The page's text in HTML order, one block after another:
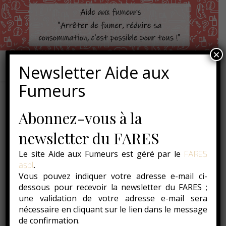
Newsletter Aide aux
Fumeurs
Abonnez-vous à la
newsletter du FARES
Le site Aide aux Fumeurs est géré par le FARES
asbl.
Vous pouvez indiquer votre adresse e-mail ci-
dessous pour recevoir la newsletter du FARES ;
une validation de votre adresse e-mail sera
nécessaire en cliquant sur le lien dans le message
de confirmation.
×